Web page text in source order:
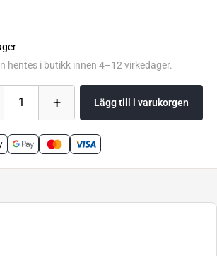
hentes i butikk innen 4–12 virkedager.
1 + Lägg till i varukorgen